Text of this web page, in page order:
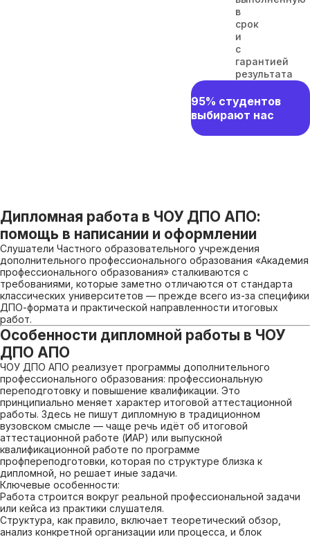
в
срок
и
с
гарантией
результата
95% студентов
выбирают нас
Дипломная работа в ЧОУ ДПО АПО:
помощь в написании и оформлении
Слушатели Частного образовательного учреждения
дополнительного профессионального образования «Академия
профессионального образования» сталкиваются с
требованиями, которые заметно отличаются от стандарта
классических университетов — прежде всего из-за специфики
ДПО-формата и практической направленности итоговых
работ.
Особенности дипломной работы в ЧОУ
ДПО АПО
ЧОУ ДПО АПО реализует программы дополнительного
профессионального образования: профессиональную
переподготовку и повышение квалификации. Это
принципиально меняет характер итоговой аттестационной
работы. Здесь не пишут дипломную в традиционном
вузовском смысле — чаще речь идёт об итоговой
аттестационной работе (ИАР) или выпускной
квалификационной работе по программе
профпереподготовки, которая по структуре близка к
дипломной, но решает иные задачи.
Ключевые особенности:
Работа строится вокруг реальной профессиональной задачи
или кейса из практики слушателя.
Структура, как правило, включает теоретический обзор,
анализ конкретной организации или процесса, и блок